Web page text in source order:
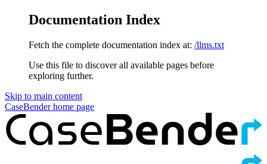
Documentation Index
Fetch the complete documentation index at: /llms.txt
Use this file to discover all available pages before
exploring further.
Skip to main content
CaseBenderhome page